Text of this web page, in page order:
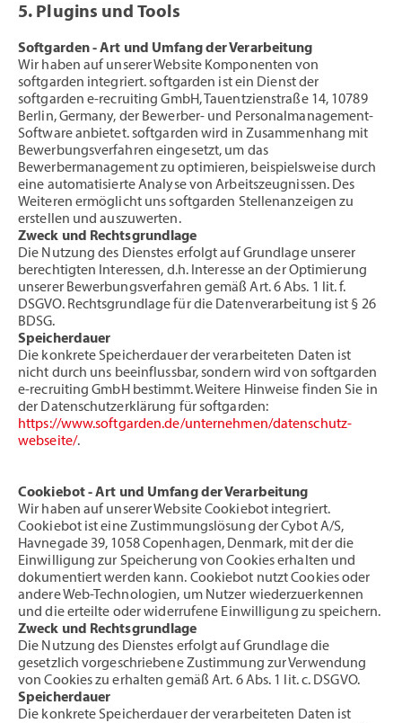
5. Plugins und Tools
Softgarden - Art und Umfang der Verarbeitung
Wir haben auf unserer Website Komponenten von
softgarden integriert. softgarden ist ein Dienst der
softgarden e-recruiting GmbH, Tauentzienstraße 14, 10789
Berlin, Germany, der Bewerber- und Personalmanagement-
Software anbietet. softgarden wird in Zusammenhang mit
Bewerbungsverfahren eingesetzt, um das
Bewerbermanagement zu optimieren, beispielsweise durch
eine automatisierte Analyse von Arbeitszeugnissen. Des
Weiteren ermöglicht uns softgarden Stellenanzeigen zu
erstellen und auszuwerten.
Zweck und Rechtsgrundlage
Die Nutzung des Dienstes erfolgt auf Grundlage unserer
berechtigten Interessen, d.h. Interesse an der Optimierung
unserer Bewerbungsverfahren gemäß Art. 6 Abs. 1 lit. f.
DSGVO. Rechtsgrundlage für die Datenverarbeitung ist § 26
BDSG.
Speicherdauer
Die konkrete Speicherdauer der verarbeiteten Daten ist
nicht durch uns beeinflussbar, sondern wird von softgarden
e-recruiting GmbH bestimmt. Weitere Hinweise finden Sie in
der Datenschutzerklärung für softgarden:
https://www.softgarden.de/unternehmen/datenschutz-
webseite/.
Cookiebot - Art und Umfang der Verarbeitung
Wir haben auf unserer Website Cookiebot integriert.
Cookiebot ist eine Zustimmungslösung der Cybot A/S,
Havnegade 39, 1058 Copenhagen, Denmark, mit der die
Einwilligung zur Speicherung von Cookies erhalten und
dokumentiert werden kann. Cookiebot nutzt Cookies oder
andere Web-Technologien, um Nutzer wiederzuerkennen
und die erteilte oder widerrufene Einwilligung zu speichern.
Zweck und Rechtsgrundlage
Die Nutzung des Dienstes erfolgt auf Grundlage die
gesetzlich vorgeschriebene Zustimmung zur Verwendung
von Cookies zu erhalten gemäß Art. 6 Abs. 1 lit. c. DSGVO.
Speicherdauer
Die konkrete Speicherdauer der verarbeiteten Daten ist